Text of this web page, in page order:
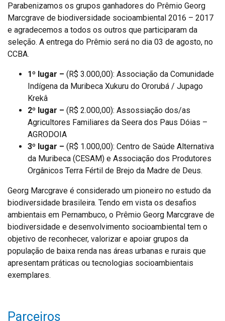
Parabenizamos os grupos ganhadores do Prêmio Georg
Marcgrave de biodiversidade socioambiental 2016 – 2017
e agradecemos a todos os outros que participaram da
seleção. A entrega do Prêmio será no dia 03 de agosto, no
CCBA.
1º lugar – (R$ 3.000,00): Associação da Comunidade
Indígena da Muribeca Xukuru do Ororubá / Jupago
Krekâ
2º lugar – (R$ 2.000,00): Assossiação dos/as
Agricultores Familiares da Seera dos Paus Dóias –
AGRODOIA
3º lugar – (R$ 1.000,00): Centro de Saúde Alternativa
da Muribeca (CESAM) e Associação dos Produtores
Orgânicos Terra Fértil de Brejo da Madre de Deus.
Georg Marcgrave é considerado um pioneiro no estudo da
biodiversidade brasileira. Tendo em vista os desafios
ambientais em Pernambuco, o Prêmio Georg Marcgrave de
biodiversidade e desenvolvimento socioambiental tem o
objetivo de reconhecer, valorizar e apoiar grupos da
população de baixa renda nas áreas urbanas e rurais que
apresentam práticas ou tecnologias socioambientais
exemplares.
Parceiros